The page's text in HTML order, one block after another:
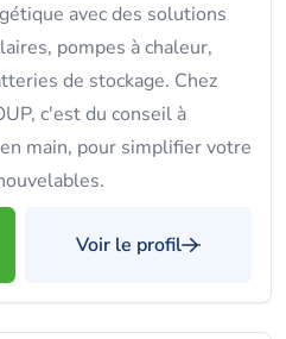
avec des solutions
pompes à chaleur,
de stockage. Chez
c'est du conseil à
main, pour simplifier votre
Voir le profil